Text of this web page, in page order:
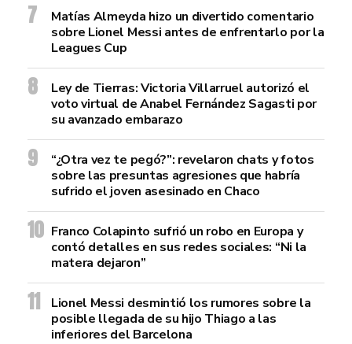
Matías Almeyda hizo un divertido comentario
sobre Lionel Messi antes de enfrentarlo por la
Leagues Cup
Ley de Tierras: Victoria Villarruel autorizó el
voto virtual de Anabel Fernández Sagasti por
su avanzado embarazo
“¿Otra vez te pegó?”: revelaron chats y fotos
sobre las presuntas agresiones que habría
sufrido el joven asesinado en Chaco
Franco Colapinto sufrió un robo en Europa y
contó detalles en sus redes sociales: “Ni la
matera dejaron”
Lionel Messi desmintió los rumores sobre la
posible llegada de su hijo Thiago a las
inferiores del Barcelona